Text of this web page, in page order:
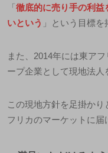
「徹底的に売り手の利益
いという 」という目標を
また、2014年には東ア
ープ企業として現地法人
この現地方針を足掛かり
フリカのマーケットに届